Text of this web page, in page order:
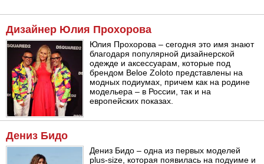
Дизайнер Юлия Прохорова
Юлия Прохорова – сегодня это имя знают
благодаря популярной дизайнерской
одежде и аксессуарам, которые под
брендом Beloe Zoloto представлены на
модных подиумах, причем как на родине
модельера – в России, так и на
европейских показах.
Дениз Бидо
Дениз Бидо – одна из первых моделей
plus-size, которая появилась на подуиме и